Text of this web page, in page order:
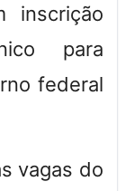
inscrição
para
federal
vagas do